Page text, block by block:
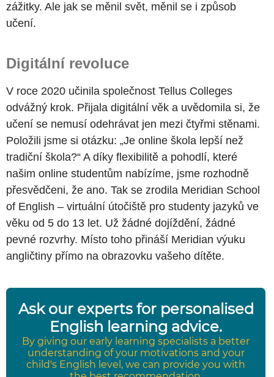
zážitky. Ale jak se měnil svět, měnil se i způsob
učení.
Digitální revoluce
V roce 2020 učinila společnost Tellus Colleges
odvážný krok. Přijala digitální věk a uvědomila si, že
učení se nemusí odehrávat jen mezi čtyřmi stěnami.
Položili jsme si otázku: „Je online škola lepší než
tradiční škola?“ A díky flexibilitě a pohodlí, které
našim online studentům nabízíme, jsme rozhodně
přesvědčeni, že ano. Tak se zrodila Meridian School
of English – virtuální útočiště pro studenty jazyků ve
věku od 5 do 13 let. Už žádné dojíždění, žádné
pevné rozvrhy. Místo toho přináší Meridian výuku
angličtiny přímo na obrazovku vašeho dítěte.